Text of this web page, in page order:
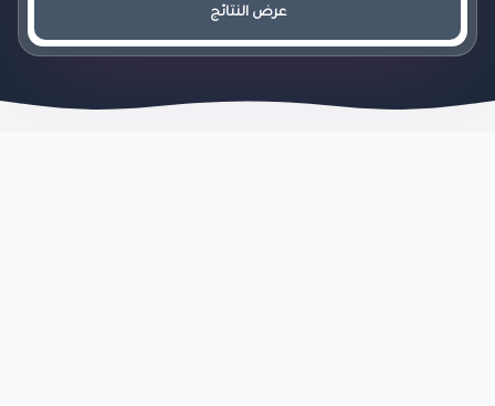
عرض النتائج